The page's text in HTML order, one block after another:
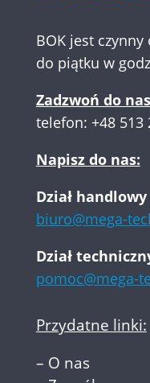
BOK jest czynny
do piątku w
Zadzwoń do
telefon: +48 513
Napisz do nas:
Dział handlowy
biuro@mega-
Dział
pomoc@mega-
Przydatne linki:
– O nas